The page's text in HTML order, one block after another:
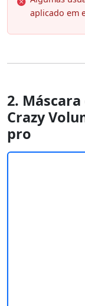
aplicado em
2.
Crazy
pro